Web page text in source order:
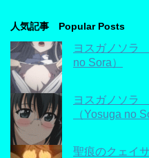
人気記事 Popular Posts
ヨスガノソラ
no Sora）
ヨスガノソ
（Yosuga no
聖痕のクェイ